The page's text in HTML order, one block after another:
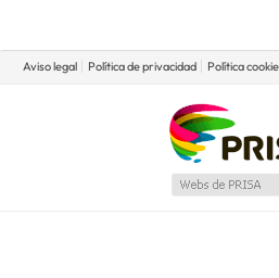
Aviso legal Política de privacidad Política